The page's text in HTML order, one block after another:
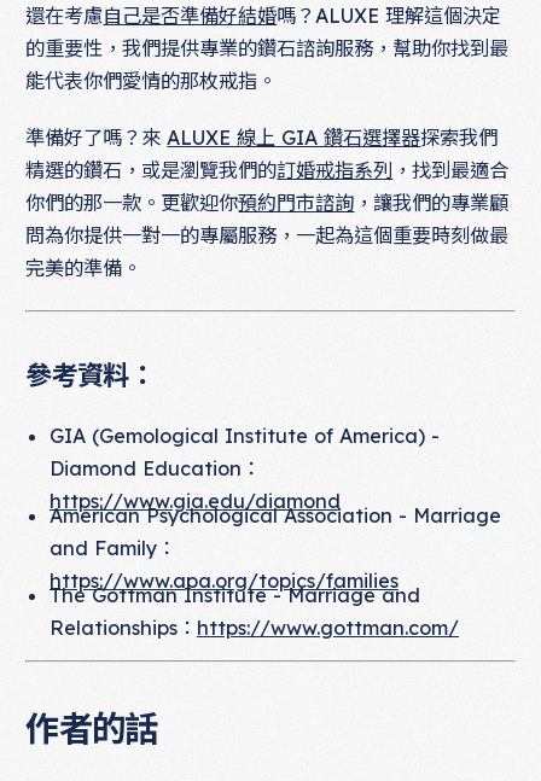
還在考慮自己是否準備好結婚嗎？ALUXE 理解這個決定
的重要性，我們提供專業的鑽石諮詢服務，幫助你找到最
能代表你們愛情的那枚戒指。
準備好了嗎？來ALUXE 線上 GIA 鑽石選擇器探索我們
精選的鑽石，或是瀏覽我們的訂婚戒指系列 ，找到最適合
你們的那一款。更歡迎你預約門市諮詢 ，讓我們的專業顧
問為你提供一對一的專屬服務，一起為這個重要時刻做最
完美的準備。
參考資料：
GIA (Gemological Institute of America) -
Diamond Education：
https://www.gia.edu/diamond
American Psychological Association - Marriage
and Family：
https://www.apa.org/topics/families
The Gottman Institute - Marriage and
Relationships： https://www.gottman.com/
作者的話